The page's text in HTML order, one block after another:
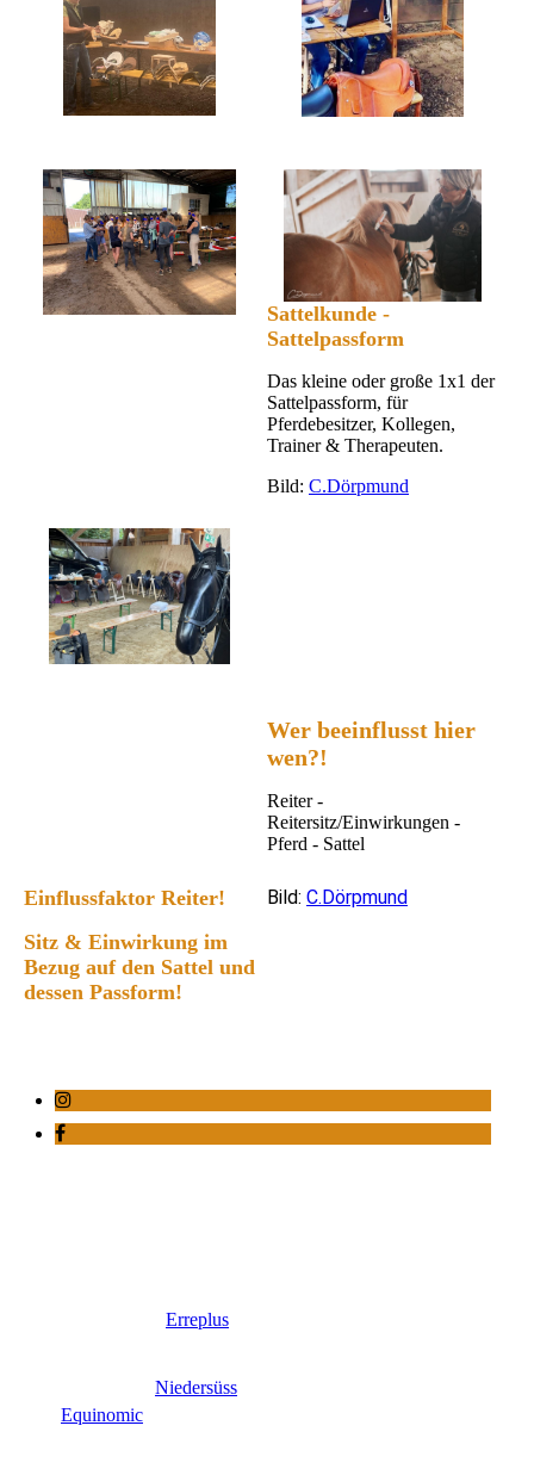
Sattelkunde -
Sattelpassform
Das kleine oder große 1x1 der
Sattelpassform, für
Pferdebesitzer, Kollegen,
Trainer & Therapeuten.
Bild: C.Dörpmund
Wer beeinflusst hier
wen?!
Reiter -
Reitersitz/Einwirkungen -
Pferd - Sattel
Einflussfaktor Reiter!
Sitz & Einwirkung im
Bezug auf den Sattel und
dessen Passform!
Bild: C.Dörpmund
Erreplus
Niedersüss
Equinomic